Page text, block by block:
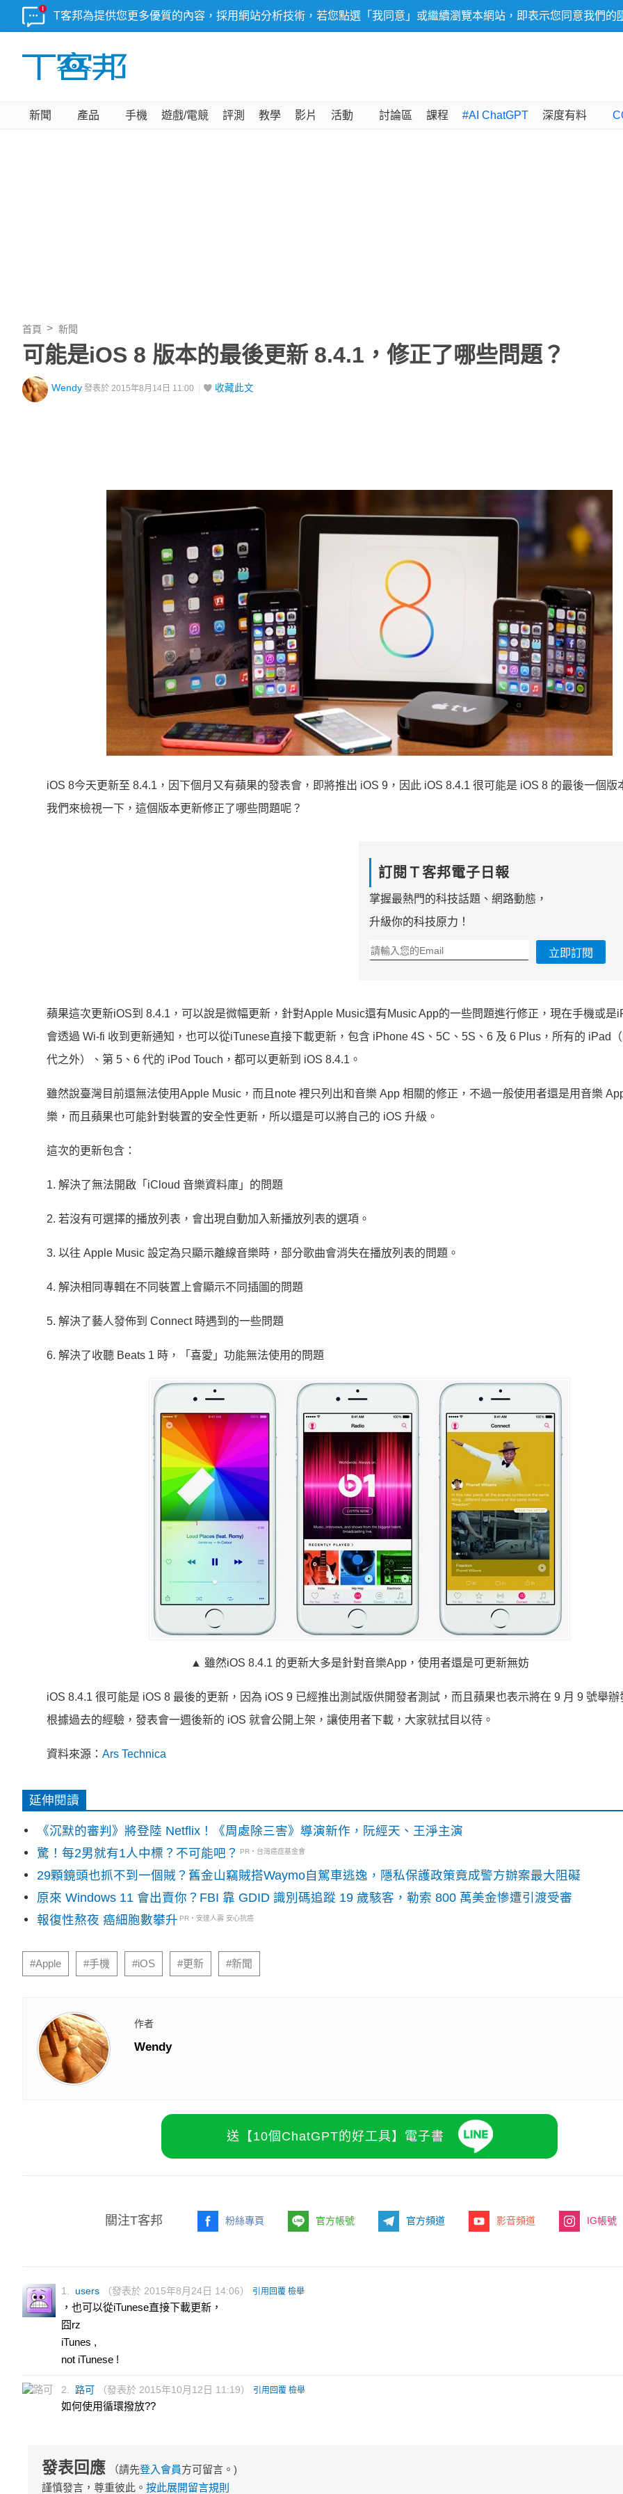
T客邦為提供您更多優質的內容，採用網站分析技術，若您點選「我同意」或繼續瀏覽本網站，即表示您同意我們的
新聞 產品 手機 遊戲/電競 評測 教學 影片 活動 討論區 課程 #AI ChatGPT 深度有料
首頁 新聞
可能是iOS 8 版本的最後更新 8.4.1，修正了哪些問題？
Wendy 發表於 2015年8月14日 11:00 收藏此文
iOS 8今天更新至 8.4.1，因下個月又有蘋果的發表會，即將推出 iOS 9，因此 iOS 8.4.1 很可能是 iOS 8 的最後一個版
我們來檢視一下，這個版本更新修正了哪些問題呢？
訂閱Ｔ客邦電子日報
掌握最熱門的科技話題、網路動態，
升級你的科技原力！
立即訂閱
蘋果這次更新iOS到 8.4.1，可以說是微幅更新，針對Apple Music還有Music App的一些問題進行修正，現在手機或是
會透過 Wi-fi 收到更新通知，也可以從iTunese直接下載更新，包含 iPhone 4S、5C、5S、6 及 6 Plus，所有的 iPad
代之外）、第 5、6 代的 iPod Touch，都可以更新到 iOS 8.4.1。
雖然說臺灣目前還無法使用Apple Music，而且note 裡只列出和音樂 App 相關的修正，不過一般使用者還是用音樂
樂，而且蘋果也可能針對裝置的安全性更新，所以還是可以將自己的 iOS 升級。
這次的更新包含：
1. 解決了無法開啟「iCloud 音樂資料庫」的問題
2. 若沒有可選擇的播放列表，會出現自動加入新播放列表的選項。
3. 以往 Apple Music 設定為只顯示離線音樂時，部分歌曲會消失在播放列表的問題。
4. 解決相同專輯在不同裝置上會顯示不同插圖的問題
5. 解決了藝人發佈到 Connect 時遇到的一些問題
6. 解決了收聽 Beats 1 時，「喜愛」功能無法使用的問題
▲ 雖然iOS 8.4.1 的更新大多是針對音樂App，使用者還是可更新無妨
iOS 8.4.1 很可能是 iOS 8 最後的更新，因為 iOS 9 已經推出測試版供開發者測試，而且蘋果也表示將在 9 月 9 號舉辦
根據過去的經驗，發表會一週後新的 iOS 就會公開上架，讓使用者下載，大家就拭目以待。
資料來源： Ars Technica
延伸閱讀
《沉默的審判》將登陸 Netflix！《周處除三害》導演新作，阮經天、王淨主演
驚！每2男就有1人中標？不可能吧？
PR・台灣癌症基金會
29顆鏡頭也抓不到一個賊？舊金山竊賊搭Waymo自駕車逃逸，隱私保護政策竟成警方辦案最大阻礙
原來 Windows 11 會出賣你？FBI 靠 GDID 識別碼追蹤 19 歲駭客，勒索 800 萬美金慘遭引渡受審
報復性熬夜 癌細胞數攀升 PR・安達人壽 安心抗癌
#Apple #手機 #iOS #更新 #新聞
作者
Wendy
送【10個ChatGPT的好工具】電子書
關注T客邦 粉絲專頁 官方帳號 官方頻道 影音頻道 IG帳號
1. users （發表於 2015年8月24日 14:06） 引用回覆 檢舉
，也可以從iTunese直接下載更新，
囧rz
iTunes ,
not iTunese !
2. 路可 （發表於 2015年10月12日 11:19） 引用回覆 檢舉
如何使用循環撥放??
發表回應 （請先登入會員方可留言。)
謹慎發言，尊重彼此。 按此展開留言規則